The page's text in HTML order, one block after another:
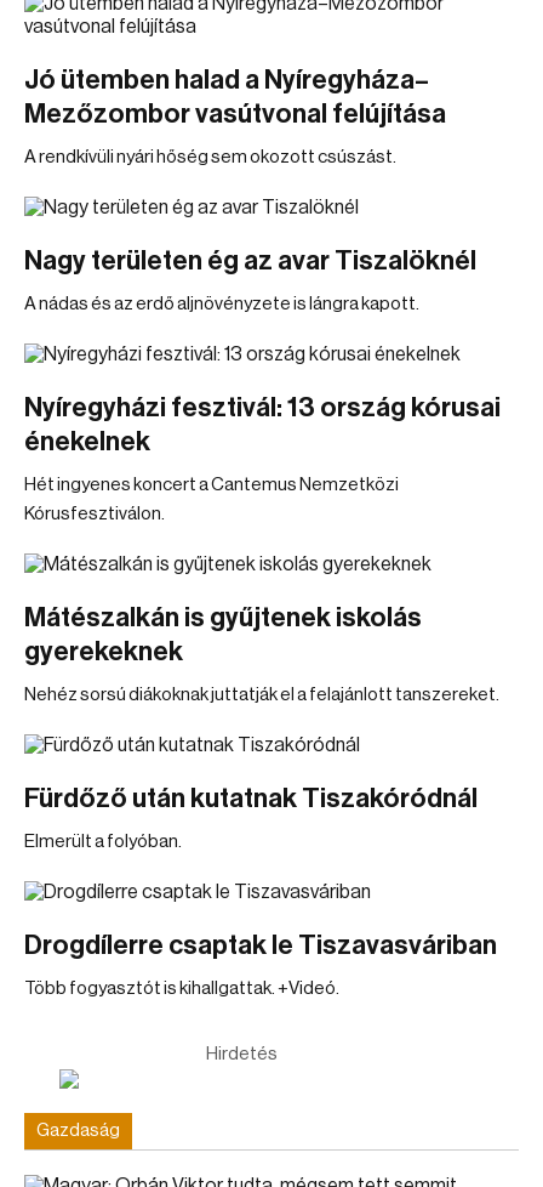
Jó ütemben halad a Nyíregyháza–
Mezőzombor vasútvonal felújítása
A rendkívüli nyári hőség sem okozott csúszást.
Nagy területen ég az avar Tiszalöknél
A nádas és az erdő aljnövényzete is lángra kapott.
Nyíregyházi fesztivál: 13 ország kórusai
énekelnek
Hét ingyenes koncert a Cantemus Nemzetközi
Kórusfesztiválon.
Mátészalkán is gyűjtenek iskolás
gyerekeknek
Nehéz sorsú diákoknak juttatják el a felajánlott tanszereket.
Fürdőző után kutatnak Tiszakóródnál
Elmerült a folyóban.
Drogdílerre csaptak le Tiszavasváriban
Több fogyasztót is kihallgattak. +Videó.
Hirdetés
Gazdaság